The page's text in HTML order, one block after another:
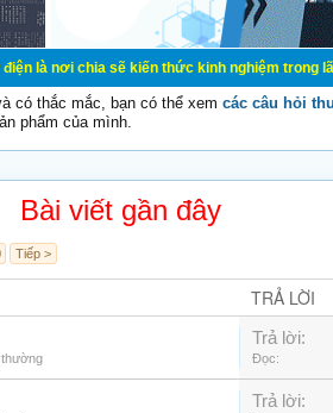
sẽ kiến thức kinh nghiệm trong lãnh vực
có thắc mắc, bạn có thể xem các câu hỏi
phẩm của mình.
Bài viết gần đây
Tiếp >
TRẢ LỜI
thường
Trả lời:
Đọc:
Trả lời: